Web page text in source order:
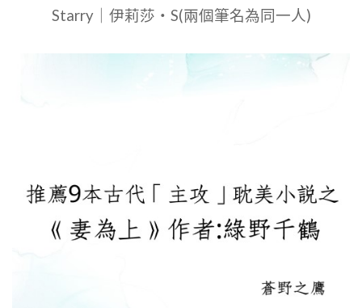
Starry｜伊莉莎・S(兩個筆名為同一人)